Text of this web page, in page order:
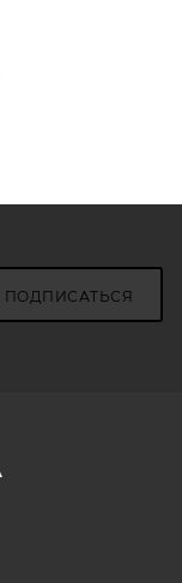
ПОДПИСАТЬСЯ